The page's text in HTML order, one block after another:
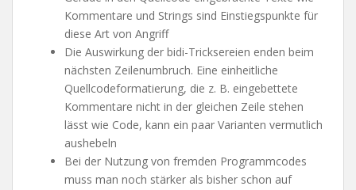
Kommentare und Strings sind Einstiegspunkte für
diese Art von Angriff
Die Auswirkung der bidi-Tricksereien enden beim
nächsten Zeilenumbruch. Eine einheitliche
Quellcodeformatierung, die z. B. eingebettete
Kommentare nicht in der gleichen Zeile stehen
lässt wie Code, kann ein paar Varianten vermutlich
aushebeln
Bei der Nutzung von fremden Programmcodes
muss man noch stärker als bisher schon auf